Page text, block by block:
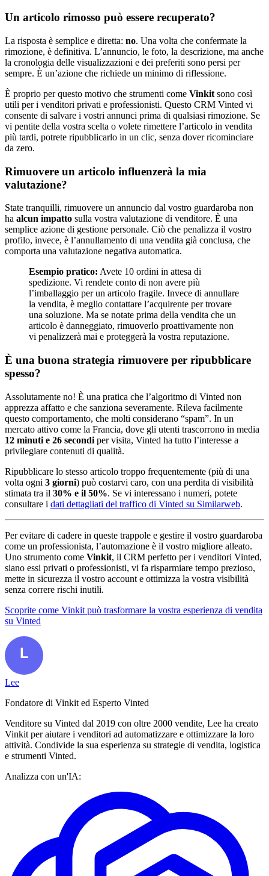
Un articolo rimosso può essere recuperato?
La risposta è semplice e diretta: no. Una volta che confermate la
rimozione, è definitiva. L’annuncio, le foto, la descrizione, ma anche
la cronologia delle visualizzazioni e dei preferiti sono persi per
sempre. È un’azione che richiede un minimo di riflessione.
È proprio per questo motivo che strumenti come Vinkit sono così
utili per i venditori privati e professionisti. Questo CRM Vinted vi
consente di salvare i vostri annunci prima di qualsiasi rimozione. Se
vi pentite della vostra scelta o volete rimettere l’articolo in vendita
più tardi, potrete ripubblicarlo in un clic, senza dover ricominciare
da zero.
Rimuovere un articolo influenzerà la mia
valutazione?
State tranquilli, rimuovere un annuncio dal vostro guardaroba non
ha alcun impatto sulla vostra valutazione di venditore. È una
semplice azione di gestione personale. Ciò che penalizza il vostro
profilo, invece, è l’annullamento di una vendita già conclusa, che
comporta una valutazione negativa automatica.
Esempio pratico: Avete 10 ordini in attesa di
spedizione. Vi rendete conto di non avere più
l’imballaggio per un articolo fragile. Invece di annullare
la vendita, è meglio contattare l’acquirente per trovare
una soluzione. Ma se notate prima della vendita che un
articolo è danneggiato, rimuoverlo proattivamente non
vi penalizzerà mai e proteggerà la vostra reputazione.
È una buona strategia rimuovere per ripubblicare
spesso?
Assolutamente no! È una pratica che l’algoritmo di Vinted non
apprezza affatto e che sanziona severamente. Rileva facilmente
questo comportamento, che molti considerano “spam”. In un
mercato attivo come la Francia, dove gli utenti trascorrono in media
12 minuti e 26 secondi per visita, Vinted ha tutto l’interesse a
privilegiare contenuti di qualità.
Ripubblicare lo stesso articolo troppo frequentemente (più di una
volta ogni 3 giorni) può costarvi caro, con una perdita di visibilità
stimata tra il 30% e il 50%. Se vi interessano i numeri, potete
consultare i dati dettagliati del traffico di Vinted su Similarweb.
Per evitare di cadere in queste trappole e gestire il vostro guardaroba
come un professionista, l’automazione è il vostro migliore alleato.
Uno strumento come Vinkit, il CRM perfetto per i venditori Vinted,
siano essi privati o professionisti, vi fa risparmiare tempo prezioso,
mette in sicurezza il vostro account e ottimizza la vostra visibilità
senza correre rischi inutili.
Scoprite come Vinkit può trasformare la vostra esperienza di vendita
su Vinted
Lee
Fondatore di Vinkit ed Esperto Vinted
Venditore su Vinted dal 2019 con oltre 2000 vendite, Lee ha creato
Vinkit per aiutare i venditori ad automatizzare e ottimizzare la loro
attività. Condivide la sua esperienza su strategie di vendita, logistica
e strumenti Vinted.
Analizza con un'IA: